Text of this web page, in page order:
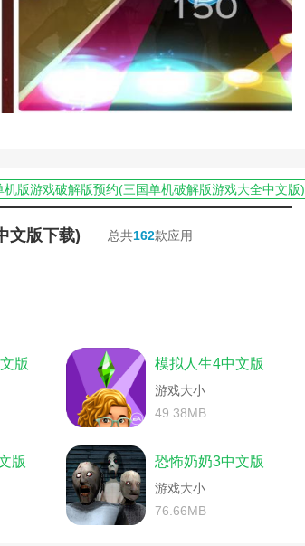
上阵中文手机版苹果)
版攻略)
版)
安地列斯手游中文版)
上阵中文手机版怎么
攻略秘籍手游视频)
版)
载)
)
度中文版攻略)
机版游戏破解版预约(三国单机破解版游戏大全中文版)
中文版)
版攻略大全)
模拟校园游戏中文版攻略大全(好玩的校园模拟游戏)
单机金庸无双繁体中文版攻略(金庸无双攻略全)
2秘技卡有什么用(无双大蛇2终极版pc中文版下载)
低)
鬼修女游戏中文攻略(鬼修女游戏中文攻略视频)
生3罪恶都市(模拟人生3罪恶都市下载中文版)
仙曲游戏攻略(仙乐传说攻略中文)
骑士传说图文攻略(龙骑士传说中文版完美攻略)
文版单机游戏攻略(成吉思汗端游)
游戏攻略秘籍(割绳子游戏大全)
版手游攻略(逃脱者手游下载)
文版下载) 总共162款应用
版 模拟人生4中文版
游戏大小
49.38MB
版 恐怖奶奶3中文版
游戏大小
76.66MB